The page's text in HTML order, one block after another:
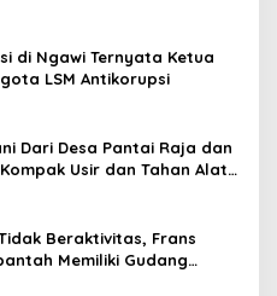
di Ngawi Ternyata Ketua
LSM Antikorupsi
Dari Desa Pantai Raja dan
Usir dan Tahan Alat
Cs.
Beraktivitas, Frans
Memiliki Gudang